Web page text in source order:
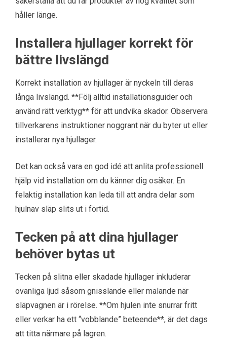
håller länge.
Installera hjullager korrekt för
bättre livslängd
Korrekt installation av hjullager är nyckeln till deras
långa livslängd. **Följ alltid installationsguider och
använd rätt verktyg** för att undvika skador. Observera
tillverkarens instruktioner noggrant när du byter ut eller
installerar nya hjullager.
Det kan också vara en god idé att anlita professionell
hjälp vid installation om du känner dig osäker. En
felaktig installation kan leda till att andra delar som
hjulnav släp slits ut i förtid.
Tecken på att dina hjullager
behöver bytas ut
Tecken på slitna eller skadade hjullager inkluderar
ovanliga ljud såsom gnisslande eller malande när
släpvagnen är i rörelse. **Om hjulen inte snurrar fritt
eller verkar ha ett “vobblande” beteende**, är det dags
att titta närmare på lagren.